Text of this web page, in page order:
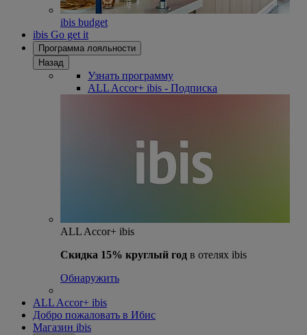
ibis budget
ibis Go get it
Программа лояльности
Назад
Узнать программу
ALL Accor+ ibis - Подписка
ALL Accor+ ibis
Скидка 15% круглый год в отелях ibis
Обнаружить
ALL Accor+ ibis
Добро пожаловать в Ибис
Магазин ibis